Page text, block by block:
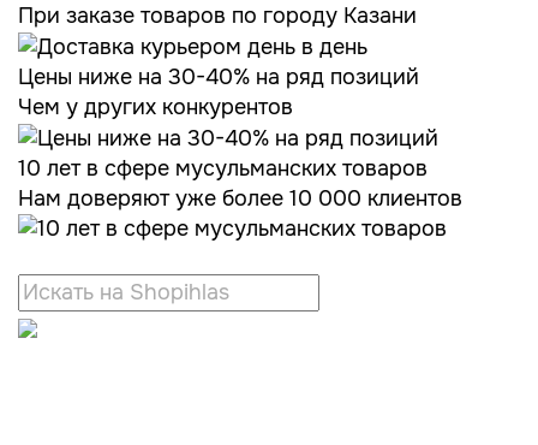
При заказе товаров по городу Казани
Цены ниже на 30-40% на ряд позиций
Чем у других конкурентов
10 лет в сфере мусульманских товаров
Нам доверяют уже более 10 000 клиентов